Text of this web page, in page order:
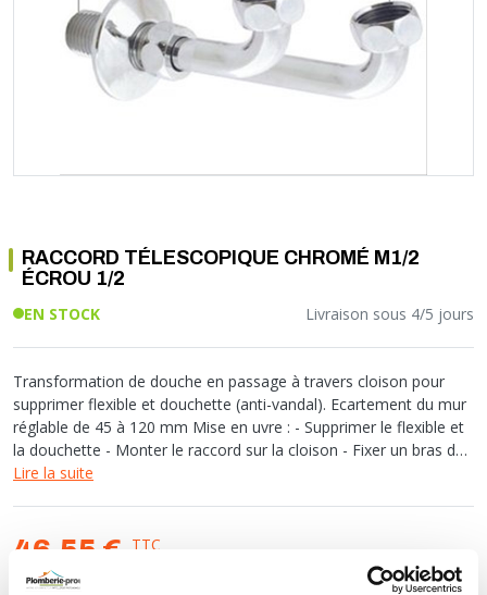
RACCORD PE (POLYÉTHYLÈNE)
RACCORD GALVA
RACCORD INOX
KIT FIXATION MURAL
ROBINET
FLEXIBLE
ETANCHÉITÉ RACCORDEMENT
FIXATION ET SUPPORT
RÉDUCTEUR DE PRESSION
COMPTEUR ET ACCESSOIRE
FILTRATION
Soupape différentielle
Température
Vase d'expansion
Vanne de Température
Vanne de zone
Vanne équilibrage
SOLAIRE
PAC
CHAUDIÈRE
EQUIPEMENT INDUSTRIEL
COMMUNICATION
COLLIER ET FIXATION
GAINE
LAMPE ET TORCHE
PILES ET ACCUMULATEURS
BLOC DE SÉCURITÉ
SYSTÈMES DE SÉCURITÉ
VMC ET VENTILATION
TRAPPE CHATIÈRE ET HUBLOT
PLOMBERIE PER
VOTRE SOLUTION CHAUFFAGE
RACCORD TÉLESCOPIQUE CHROMÉ M1/2
ÉCROU 1/2
EN STOCK Livraison sous 4/5 jours
Transformation de douche en passage à travers cloison pour
supprimer flexible et douchette (anti-vandal). Ecartement du mur
réglable de 45 à 120 mm Mise en uvre : - Supprimer le flexible et
la douchette - Monter le raccord sur la cloison - Fixer un bras de
douche en position haute - Raccorder le bras de douche au
Lire la suite
46,55 € TTC
38,79 €HT